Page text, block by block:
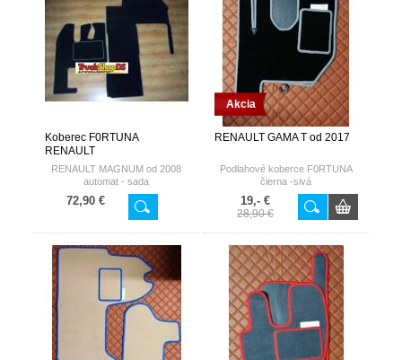
Koberec F0RTUNA
RENAULT
RENAULT MAGNUM od 2008
automat - sada
komplet|n|Textilný s gumenou
spodnou stranou
72,90 €
Akcia
RENAULT GAMA T od 2017
Podlahové koberce F0RTUNA
čierna -sivá
19,- €
28,90 €